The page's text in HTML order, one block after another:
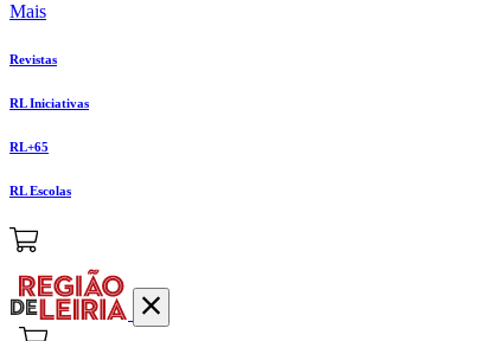
Mais
Revistas
RL Iniciativas
RL+65
RL Escolas